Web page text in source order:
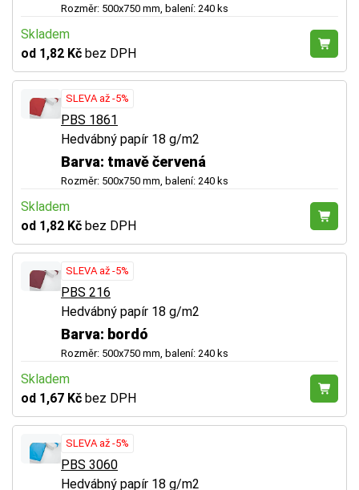
Rozměr: 500x750 mm, balení: 240 ks
Skladem
od 1,82 Kč bez DPH
SLEVA až -5%
PBS 1861
Hedvábný papír 18 g/m2
Barva: tmavě červená
Rozměr: 500x750 mm, balení: 240 ks
Skladem
od 1,82 Kč bez DPH
SLEVA až -5%
PBS 216
Hedvábný papír 18 g/m2
Barva: bordó
Rozměr: 500x750 mm, balení: 240 ks
Skladem
od 1,67 Kč bez DPH
SLEVA až -5%
PBS 3060
Hedvábný papír 18 g/m2